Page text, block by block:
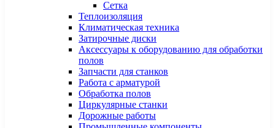
Сетка
Теплоизоляция
Климатическая техника
Затирочные диски
Аксессуары к оборудованию для обработки
полов
Запчасти для станков
Работа с арматурой
Обработка полов
Циркулярные станки
Дорожные работы